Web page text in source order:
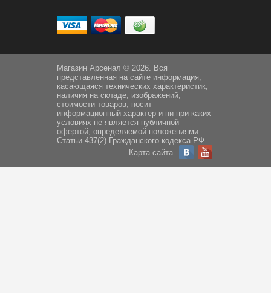
Магазин Арсенал © 2026. Вся
представленная на сайте информация,
касающаяся технических характеристик,
наличия на складе, изображений,
стоимости товаров, носит
информационный характер и ни при каких
условиях не является публичной
офертой, определяемой положениями
Статьи 437(2) Гражданского кодекса РФ.
Карта сайта